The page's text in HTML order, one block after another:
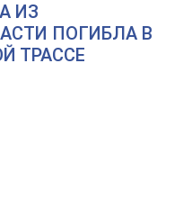
ИЗ
ПОГИБЛА В
ТРАССЕ